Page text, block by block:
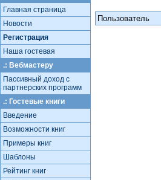
Пользователь
Главная страница
Новости
Регистрация
Наша гостевая
.: Вебмастеру
Пассивный доход с
партнерских программ
.: Гостевые книги
Введение
Возможности книг
Примеры книг
Шаблоны
Рейтинг книг